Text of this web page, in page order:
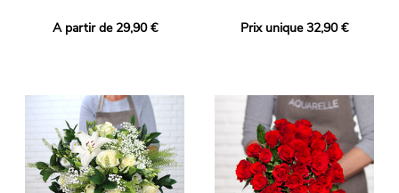
A partir de 29,90 € Prix unique 32,90 €